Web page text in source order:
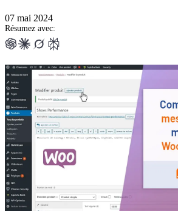
07 mai 2024
Résumez avec: